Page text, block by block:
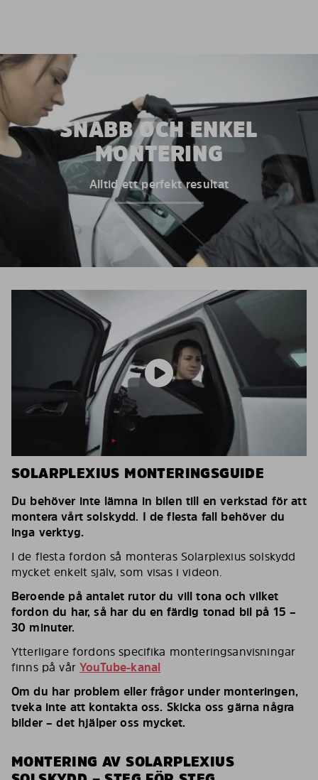
SNABB OCH ENKEL
MONTERING
Alltid ett perfekt resultat
SOLARPLEXIUS MONTERINGSGUIDE
Du behöver inte lämna in bilen till en verkstad för att
montera vårt solskydd. I de flesta fall behöver du
inga verktyg.
I de flesta fordon så monteras Solarplexius solskydd
mycket enkelt själv, som visas i videon.
Beroende på antalet rutor du vill tona och vilket
fordon du har, så har du en färdig tonad bil på 15 –
30 minuter.
Ytterligare fordons specifika monteringsanvisningar
finns på vårYouTube-kanal
Om du har problem eller frågor under monteringen,
tveka inte att kontakta oss. Skicka oss gärna några
bilder – det hjälper oss mycket.
MONTERING AV SOLARPLEXIUS